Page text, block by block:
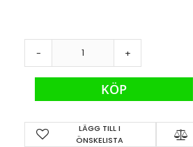
- +
KÖP
LÄGG TILL I
ÖNSKELISTA